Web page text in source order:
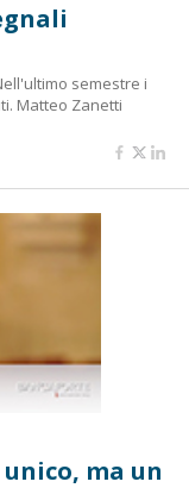
semestre i
Matteo Zanetti
ma un